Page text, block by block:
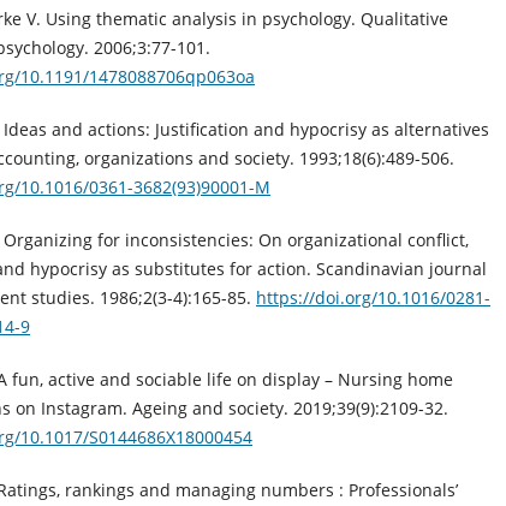
V. Using thematic analysis in psychology. Qualitative
2006;3:77-101.
10.1191/1478088706qp063oa
and actions: Justification and hypocrisy as alternatives
organizations and society. 1993;18(6):489-506.
10.1016/0361-3682(93)90001-M
for inconsistencies: On organizational conflict,
hypocrisy as substitutes for action. Scandinavian journal
studies. 1986;2(3-4):165-85. https://doi.org/10.1016/0281-
9
fun, active and sociable life on display – Nursing home
on Instagram. Ageing and society. 2019;39(9):2109-32.
10.1017/S0144686X18000454
rankings and managing numbers : Professionals’